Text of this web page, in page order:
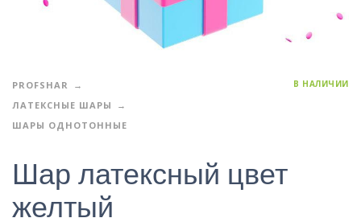
PROFSHAR
ЛАТЕКСНЫЕ ШАРЫ
ШАРЫ ОДНОТОННЫЕ
В НАЛИЧИИ
Шар латексный цвет
желтый